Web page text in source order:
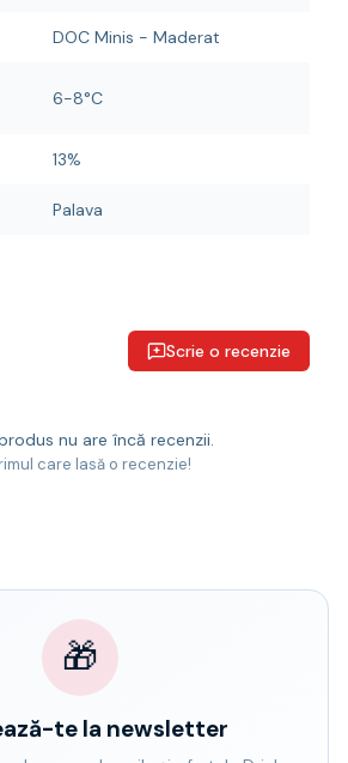
DOC Minis - Maderat
6-8°C
13%
Palava
Scrie o recenzie
nu are încă recenzii.
care lasă o recenzie!
🎁
te la newsletter